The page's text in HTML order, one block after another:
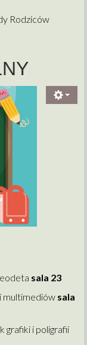
Rodziców
sala 23
multimediów sala
grafiki i poligrafii